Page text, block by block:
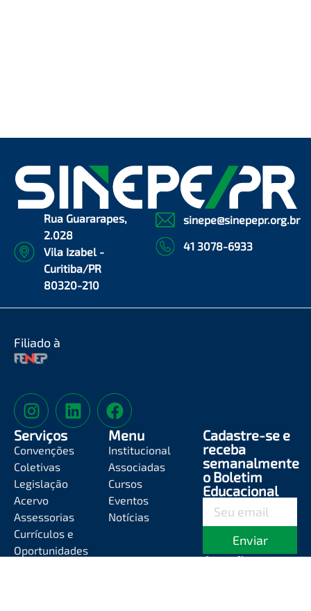
Rua Guararapes,
2.028
Vila Izabel -
Curitiba/PR
80320-210
sinepe@sinepepr.org.br
41 3078-6933
Filiado à
Serviços
Convenções
Coletivas
Legislação
Acervo
Assessorias
Currículos e
Oportunidades
Menu
Institucional
Associadas
Cursos
Eventos
Notícias
Cadastre-se e
receba
semanalmente
o Boletim
Educacional
Enviar
Atendimento